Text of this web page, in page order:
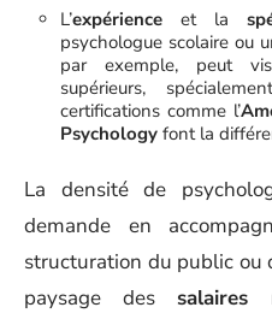
L’expérience et la
psychologue scolaire ou
par exemple, peut
supérieurs,
certifications comme l’
Psychology font la
La densité de
demande en
structuration du public ou
paysage des salaires